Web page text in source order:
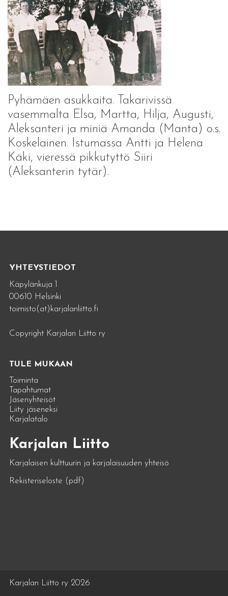
Pyhämäen asukkaita. Takarivissä
vasemmalta Elsa, Martta, Hilja, Augusti,
Aleksanteri ja miniä Amanda (Manta) o.s.
Koskelainen. Istumassa Antti ja Helena
Käki, vieressä pikkutyttö Siiri
(Aleksanterin tytär).
YHTEYSTIEDOT
Käpylänkuja 1
00610 Helsinki
toimisto(at)karjalanliitto.fi
Copyright Karjalan Liitto ry
TULE MUKAAN
Toiminta
Tapahtumat
Jäsenyhteisöt
Liity jäseneksi
Karjalatalo
Karjalan Liitto
Karjalaisen kulttuurin ja karjalaisuuden yhteisö
Rekisteriseloste (pdf)
Karjalan Liitto ry 2026